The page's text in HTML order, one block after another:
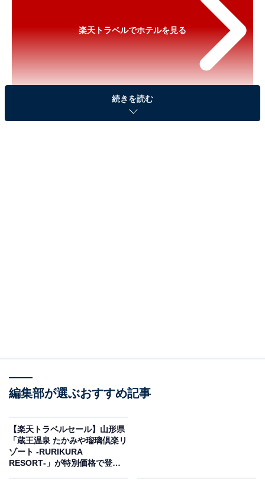
楽天トラベルでホテルを見る
※以下のセール情報は2026年5月10日13時現在のもので
南紀白浜マリオットホテル（画像出典：楽天トラベル）
「南紀白浜マリオットホテル」の楽天スーパーDEALプ
ランを予約すると、実質30％オフで宿泊可能です。
続きを読む
編集部が選ぶおすすめ記事
【楽天トラベルセール】山形県
「蔵王温泉 たかみや瑠璃倶楽リ
ゾート ‐RURIKURA
RESORT‐」が特別価格で登場